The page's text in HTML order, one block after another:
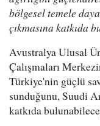
bölgesel temele
çıkmasına katkıda
Avustralya Ulusal
Çalışmaları
Türkiye'nin güçlü
sunduğunu, Suudi
katkıda